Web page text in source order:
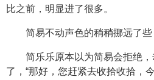
比之前，明显进了很多。
简易不动声色的稍稍挪远了些
简乐乐原本以为简易会拒绝
了，“那好，您赶紧去收拾收拾，